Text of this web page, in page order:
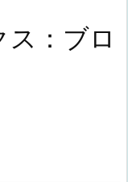

次へ
：ブロ